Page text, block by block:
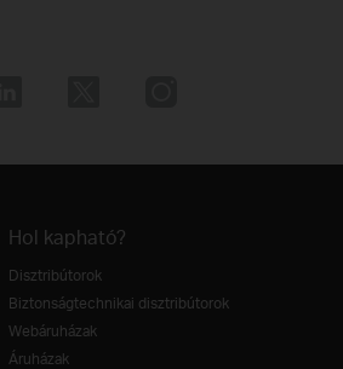
Hol kapható?
Disztribútorok
Biztonságtechnikai disztribútorok
Webáruházak
Áruházak